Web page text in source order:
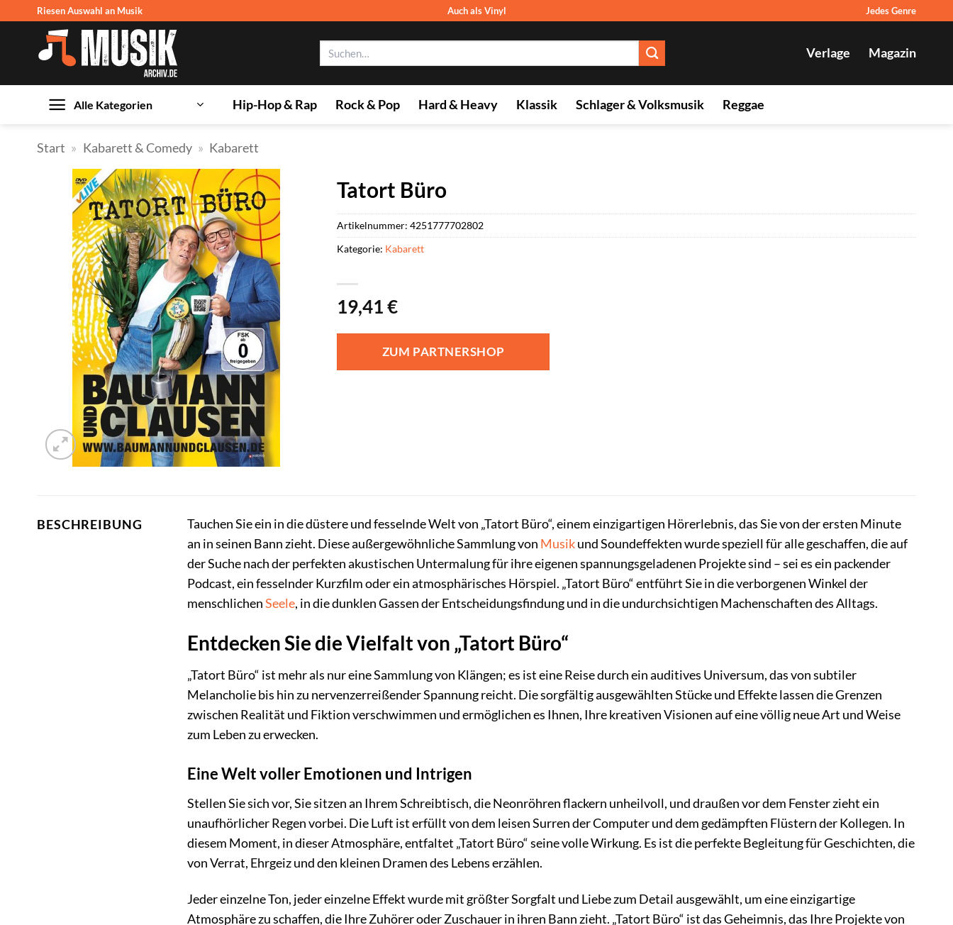
springen
Riesen Auswahl an Musik Auch als Vinyl Jedes Genre
Verlage Magazin
Alle Kategorien Hip-Hop & Rap Rock & Pop Hard & Heavy Klassik Schlager & Volksmusik Reggae
Start » Kabarett & Comedy » Kabarett
Tatort Büro
19,41€
ZUM PARTNERSHOP
Artikelnummer:4251777702802
Kategorie: Kabarett
BESCHREIBUNG
Tauchen Sie ein in die düstere und fesselnde Welt von „Tatort Büro“, einem einzigartigen Hörerlebnis, das Sie von der ersten Minute
an in seinen Bann zieht. Diese außergewöhnliche Sammlung von Musikund Soundeffekten wurde speziell für alle geschaffen, die auf
der Suche nach der perfekten akustischen Untermalung für ihre eigenen spannungsgeladenen Projekte sind – sei es ein packender
Podcast, ein fesselnder Kurzfilm oder ein atmosphärisches Hörspiel. „Tatort Büro“ entführt Sie in die verborgenen Winkel der
menschlichenSeele, in die dunklen Gassen der Entscheidungsfindung und in die undurchsichtigen Machenschaften des Alltags.
Entdecken Sie die Vielfalt von „Tatort Büro“
„Tatort Büro“ ist mehr als nur eine Sammlung von Klängen; es ist eine Reise durch ein auditives Universum, das von subtiler
Melancholie bis hin zu nervenzerreißender Spannung reicht. Die sorgfältig ausgewählten Stücke und Effekte lassen die Grenzen
zwischen Realität und Fiktion verschwimmen und ermöglichen es Ihnen, Ihre kreativen Visionen auf eine völlig neue Art und Weise
zum Leben zu erwecken.
Eine Welt voller Emotionen und Intrigen
Stellen Sie sich vor, Sie sitzen an Ihrem Schreibtisch, die Neonröhren flackern unheilvoll, und draußen vor dem Fenster zieht ein
unaufhörlicher Regen vorbei. Die Luft ist erfüllt von dem leisen Surren der Computer und dem gedämpften Flüstern der Kollegen. In
diesem Moment, in dieser Atmosphäre, entfaltet „Tatort Büro“ seine volle Wirkung. Es ist die perfekte Begleitung für Geschichten, die
von Verrat, Ehrgeiz und den kleinen Dramen des Lebens erzählen.
Jeder einzelne Ton, jeder einzelne Effekt wurde mit größter Sorgfalt und Liebe zum Detail ausgewählt, um eine einzigartige
Atmosphäre zu schaffen, die Ihre Zuhörer oder Zuschauer in ihren Bann zieht. „Tatort Büro“ ist das Geheimnis, das Ihre Projekte von